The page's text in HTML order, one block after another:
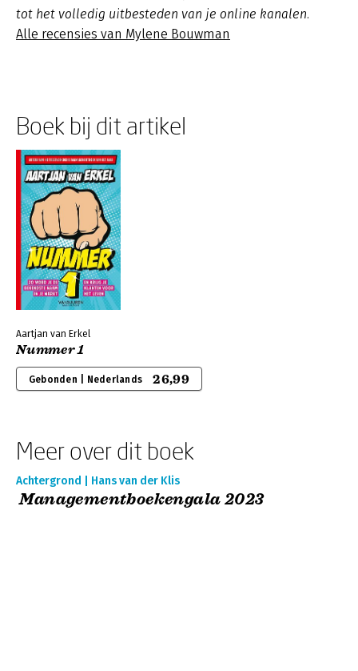
tot het volledig uitbesteden van je online kanalen.
Alle recensies van Mylene Bouwman
Boek bij dit artikel
Aartjan van Erkel
Nummer 1
Gebonden | Nederlands 26,99
Meer over dit boek
Achtergrond | Hans van der Klis
Managementboekengala 2023